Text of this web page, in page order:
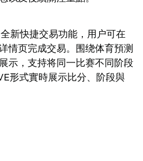
新快捷交易功能，用户可在
情页完成交易。围绕体育預测
示，支持将同一比赛不同阶段
形式實時展示比分、阶段與